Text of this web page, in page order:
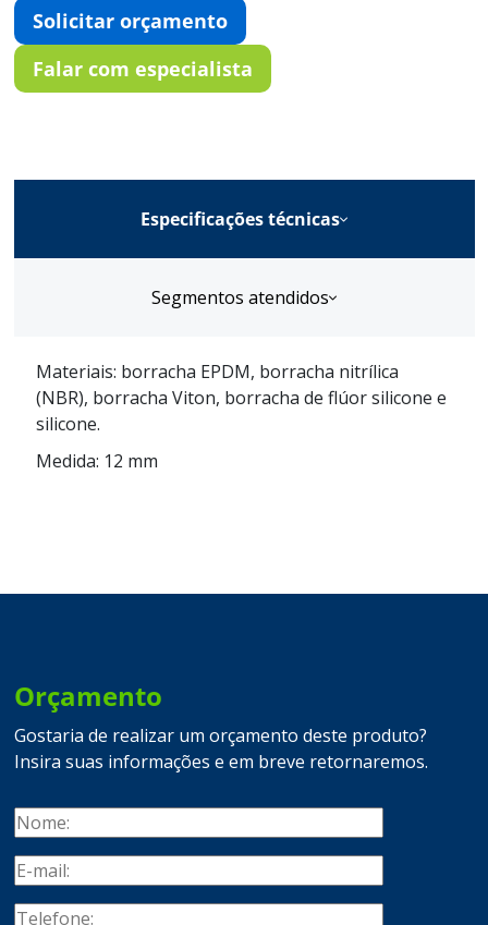
Solicitar orçamento
Falar com especialista
Especificações técnicas
Segmentos atendidos
Materiais: borracha EPDM, borracha nitrílica
(NBR), borracha Viton, borracha de flúor silicone e
silicone.
Medida: 12 mm
Orçamento
Gostaria de realizar um orçamento deste produto?
Insira suas informações e em breve retornaremos.